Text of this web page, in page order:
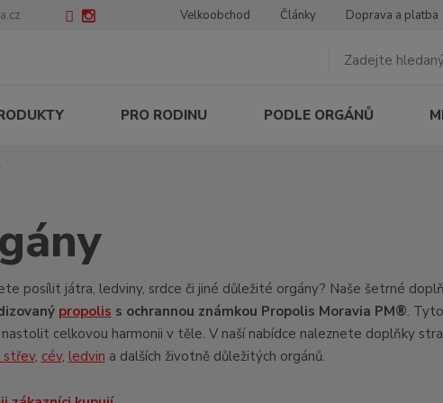
Velkoobchod Články Doprava a platba
PRO RODINU PODLE ORGÁNŮ
posílit játra, ledviny, srdce či jiné důležité orgány? Naše šetrné
propolis s ochrannou známkou Propolis Moravia PM®.
celkovou harmonii v těle. V naší nabídce naleznete doplňky
střev, cév, ledvin a dalších životně důležitých orgánů.